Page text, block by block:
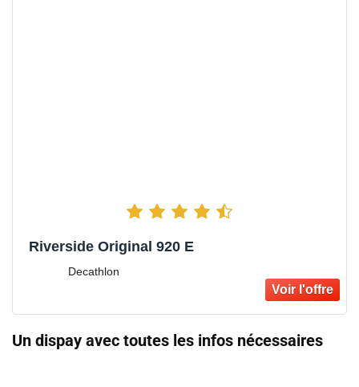
Riverside Original 920 E
Decathlon
Un dispay avec toutes les infos nécessaires